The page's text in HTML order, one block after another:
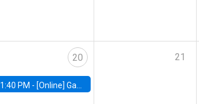
20
1:40 PM - [Online] Gabriel Englander, World Bank
21